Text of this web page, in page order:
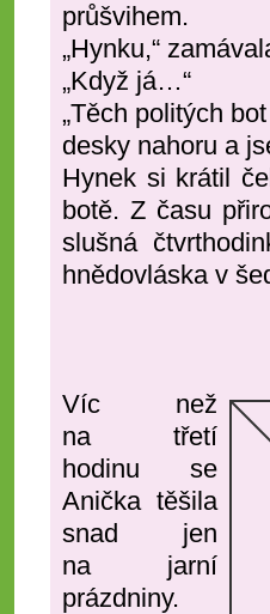
průšvihem.
„Hynku,“
„Když já…“
„Těch politých
desky nahoru a
Hynek si krátil
botě. Z času
slušná
hnědovláska v
Víc než
na třetí
hodinu se
Anička těšila
snad jen
na jarní
prázdniny.